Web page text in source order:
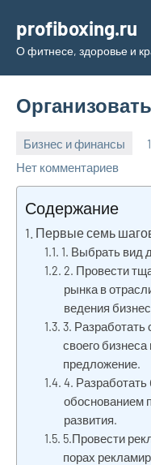
содержимому
profiboxing.ru
О фитнесе, здоровье и
Бизнес и финансы
Нет комментариев
Содержание
Первые семь
1. Выбрать вид
2. Провести
рынка в
ведения
3. Разработать
своего
предложение.
4.
обоснованием
развития.
5.Провести
порах